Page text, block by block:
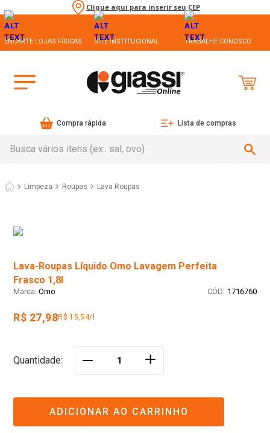
Clique aqui para inserir seu CEP
ENCARTE LOJAS FÍSICAS SITE INSTITUCIONAL TRABALHE CONOSCO
Compra rápida Lista de compras
Limpeza Roupas Lava Roupas
Lava-Roupas Líquido Omo Lavagem Perfeita
Frasco 1,8l
Omo : 1716760
R$ 27,98R$ 15,54/l
Quantidade ＋
ADICIONAR AO CARRINHO